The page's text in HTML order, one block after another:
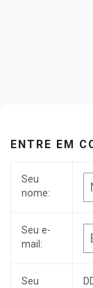
ENTRE EM
Seu
nome:
Seu e-
mail:
Seu